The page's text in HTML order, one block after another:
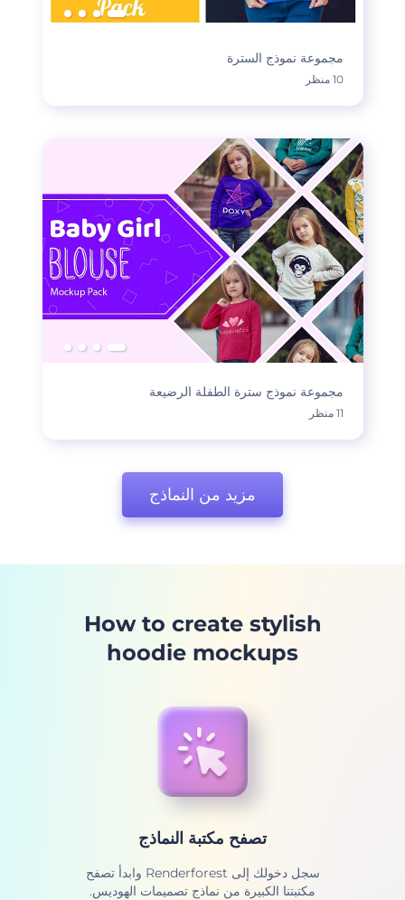
مجموعة نموذج السترة
10 منظر
مجموعة نموذج سترة الطفلة الرضيعة
11 منظر
مزيد من النماذج
How to create stylish
hoodie mockups
تصفح مكتبة النماذج
سجل دخولك إلى Renderforest وابدأ تصفح
مكتبتنا الكبيرة من نماذج تصميمات الهوديس.